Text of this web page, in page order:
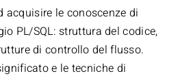
acquisire le conoscenze di
PL/SQL: struttura del codice,
di controllo del flusso.
e le tecniche di